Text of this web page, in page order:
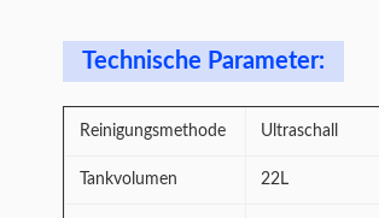
Technische Parameter:
Reinigungsmethode Ultraschall
Tankvolumen 22L